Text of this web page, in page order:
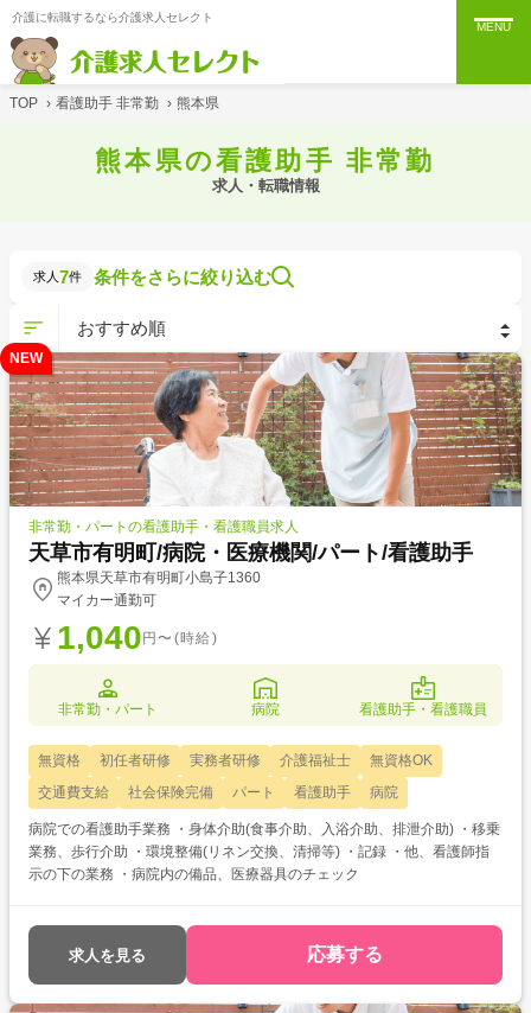
介護に転職するなら介護求人セレクト
MENU
TOP › 看護助手 非常勤 › 熊本県
熊本県の看護助手 非常勤
求人・転職情報
求人 7件 条件をさらに絞り込む
NEW
非常勤・パートの看護助手・看護職員求人
天草市有明町/病院・医療機関/パート/看護助手
熊本県天草市有明町小島子1360
マイカー通勤可
1,040 円〜(時給)
非常勤・パート 病院 看護助手・看護職員
無資格 初任者研修 実務者研修 介護福祉士
無資格OK
交通費支給
社会保険完備 パート 看護助手 病院
病院での看護助手業務 ・身体介助(食事介助、入浴介助、排泄介助) ・移乗
業務、歩行介助 ・環境整備(リネン交換、清掃等) ・記録 ・他、看護師指
示の下の業務 ・病院内の備品、医療器具のチェック
求人を見る 応募する